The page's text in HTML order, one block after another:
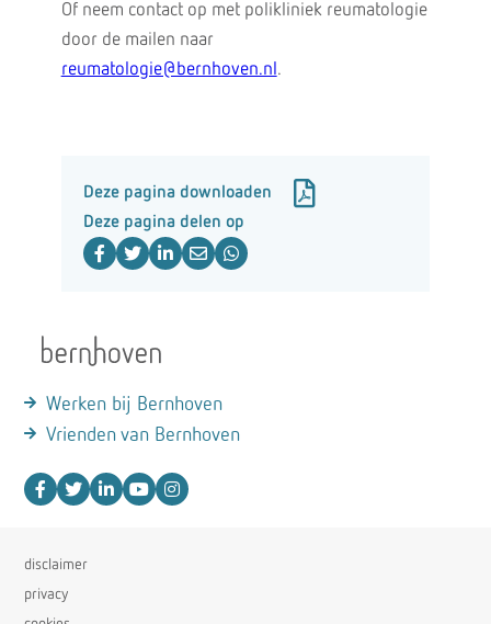
Of neem contact op met polikliniek reumatologie
door de mailen naar
reumatologie@bernhoven.nl .
Deze pagina downloaden
Deze pagina delen op
Werken bij Bernhoven
Vrienden van Bernhoven
disclaimer
privacy